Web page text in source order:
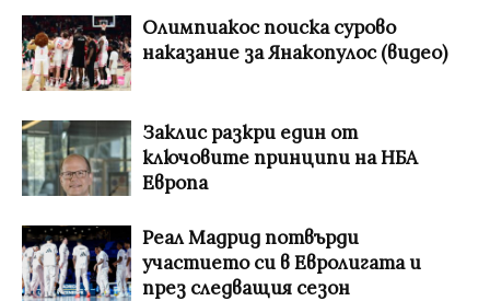
Олимпиакос поиска сурово
наказание за Янакопулос (видео)
Заклис разкри един от
ключовите принципи на НБА
Европа
Реал Мадрид потвърди
участието си в Евролигата и
през следващия сезон